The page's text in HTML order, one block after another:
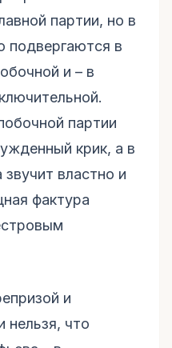
партии, но в
подвергаются в
и – в
партии
крик, а в
властно и
фактура
и
нельзя, что